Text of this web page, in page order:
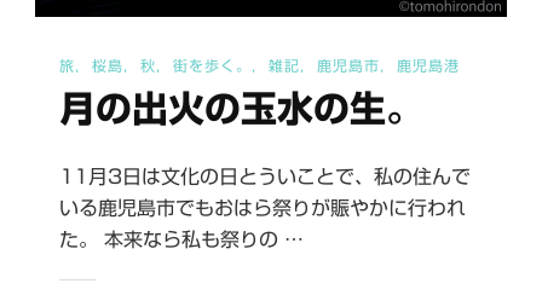
旅 桜島 秋 街を歩く。 雑記 鹿児島市 鹿児島港
月の出火の玉水の生。
11月3日は文化の日とういことで、私の住んで
いる鹿児島市でもおはら祭りが賑やかに行われ
た。 本来なら私も祭りの …